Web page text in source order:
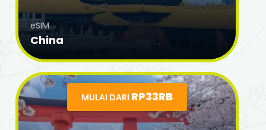
eSIM
China
MULAI DARI RP33RB